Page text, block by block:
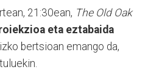
21:30ean, The Old Oak
eta eztabaida
bertsioan emango da,